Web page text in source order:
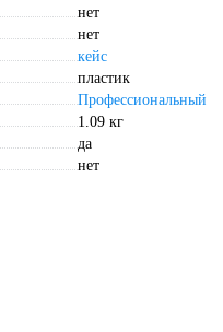
нет
нет
кейс
пластик
Профессиональный
1.09 кг
да
нет